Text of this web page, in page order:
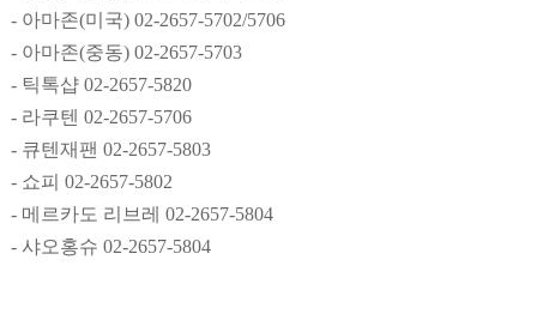
- 아마존(미국) 02-2657-5702/5706
- 아마존(중동) 02-2657-5703
- 틱톡샵 02-2657-5820
- 라쿠텐 02-2657-5706
- 큐텐재팬 02-2657-5803
- 쇼피 02-2657-5802
- 메르카도 리브레 02-2657-5804
- 샤오홍슈 02-2657-5804